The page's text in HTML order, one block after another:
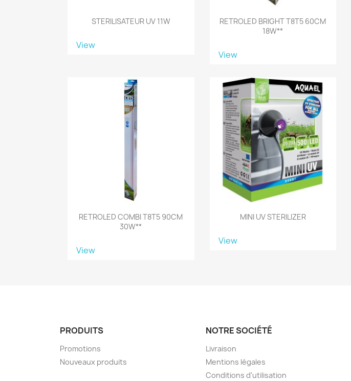
STERILISATEUR UV 11W
View
RETROLED BRIGHT T8T5 60CM
18W**
View
RETROLED COMBI T8T5 90CM
30W**
View
MINI UV STERILIZER
View
PRODUITS
Promotions
Nouveaux produits
NOTRE SOCIÉTÉ
Livraison
Mentions légales
Conditions d'utilisation